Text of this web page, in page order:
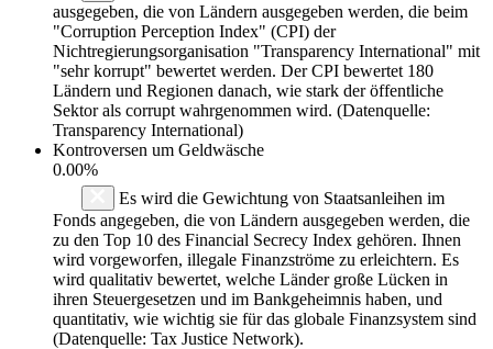
ausgegeben, die von Ländern ausgegeben werden, die beim
"Corruption Perception Index" (CPI) der
Nichtregierungsorganisation "Transparency International" mit
"sehr korrupt" bewertet werden. Der CPI bewertet 180
Ländern und Regionen danach, wie stark der öffentliche
Sektor als corrupt wahrgenommen wird. (Datenquelle:
Transparency International)
Kontroversen um Geldwäsche
0.00%
Es wird die Gewichtung von Staatsanleihen im
Fonds angegeben, die von Ländern ausgegeben werden, die
zu den Top 10 des Financial Secrecy Index gehören. Ihnen
wird vorgeworfen, illegale Finanzströme zu erleichtern. Es
wird qualitativ bewertet, welche Länder große Lücken in
ihren Steuergesetzen und im Bankgeheimnis haben, und
quantitativ, wie wichtig sie für das globale Finanzsystem sind
(Datenquelle: Tax Justice Network).